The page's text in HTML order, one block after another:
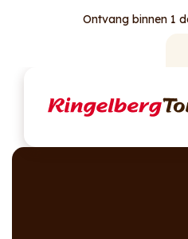
Ontvang binnen 1